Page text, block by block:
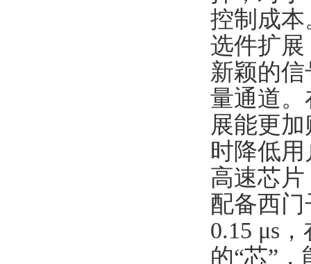
控制成本
选件扩展
新颖的
量通道
展能更
时降低
高速芯片
配备西
0.15 μs
的“芯”